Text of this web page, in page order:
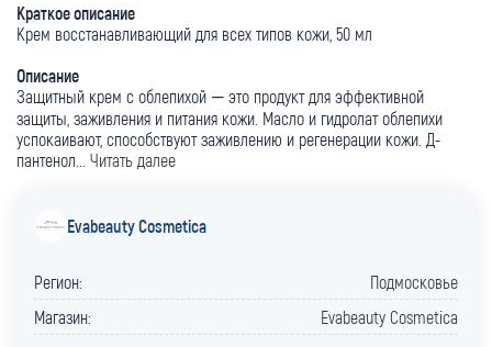
Краткое описание
Крем восстанавливающий для всех типов кожи, 50 мл
Описание
Защитный крем с облепихой — это продукт для эффективной
защиты, заживления и питания кожи. Масло и гидролат облепихи
успокаивают, способствуют заживлению и регенерации кожи. Д-
пантенол... Читать далее
Evabeauty Cosmetica
Регион:
Подмосковье
Магазин:
Evabeauty Cosmetica